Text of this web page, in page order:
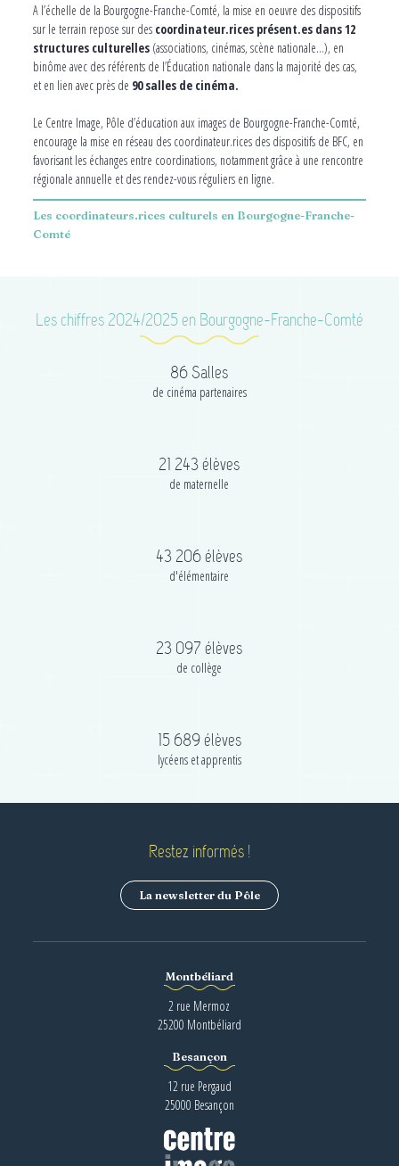
A l’échelle de la Bourgogne-Franche-Comté, la mise en oeuvre des dispositifs
sur le terrain repose sur des coordinateur.rices présent.es dans 12
structures culturelles (associations, cinémas, scène nationale…), en
binôme avec des référents de l’Éducation nationale dans la majorité des cas,
et en lien avec près de 90 salles de cinéma.
Le Centre Image, Pôle d’éducation aux images de Bourgogne-Franche-Comté,
encourage la mise en réseau des coordinateur.rices des dispositifs de BFC, en
favorisant les échanges entre coordinations, notamment grâce à une rencontre
régionale annuelle et des rendez-vous réguliers en ligne.
Les coordinateurs.rices culturels en Bourgogne-Franche-
Comté
Les chiffres 2024/2025 en Bourgogne-Franche-Comté
86Salles
de cinéma partenaires
21 243 élèves
de maternelle
43 206 élèves
d'élémentaire
23 097 élèves
de collège
15 689 élèves
lycéens et apprentis
Restez informés !
La newsletter du Pôle
Montbéliard
2 rue Mermoz
25200 Montbéliard
Besançon
12 rue Pergaud
25000 Besançon